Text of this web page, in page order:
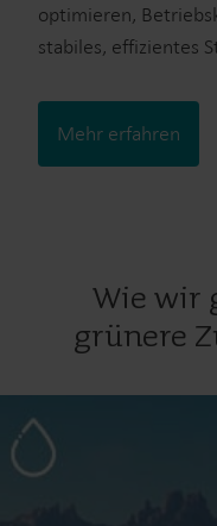
optimieren,
stabiles, effizientes
Mehr erfahren
Wie wir
grünere